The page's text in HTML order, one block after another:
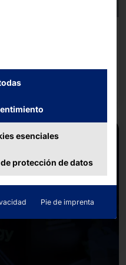
esenciales
protección de datos
Pie de imprenta